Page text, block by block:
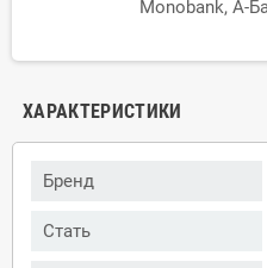
Monobank, А-
ХАРАКТЕРИСТИКИ
Бренд
Стать